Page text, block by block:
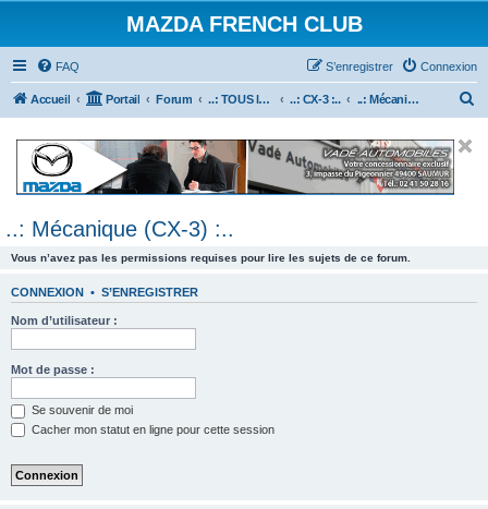
MAZDA FRENCH CLUB
FAQ Connexion
S’enregistrer
Accueil Portail Forum ..: TOUS les Véhicules MAZDA :.. ..: CX-3 :.. ..: Mécanique (CX-3) :..
e
..: Mécanique (CX-3) :..
Vous n’avez pas les permissions requises pour lire les sujets de ce forum.
CONNEXION • S’ENREGISTRER
Nom d’utilisateur :
Mot de passe :
Se souvenir de moi
Cacher mon statut en ligne pour cette session